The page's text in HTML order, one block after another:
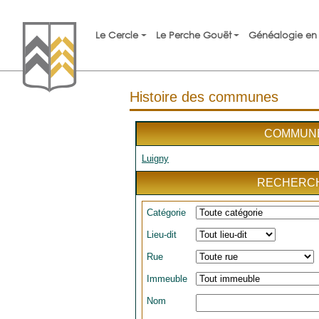
Le Cercle Le Perche Gouët Généalogie en
Histoire des communes
Luigny
Catégorie
Lieu-dit
Rue
Immeuble
Nom